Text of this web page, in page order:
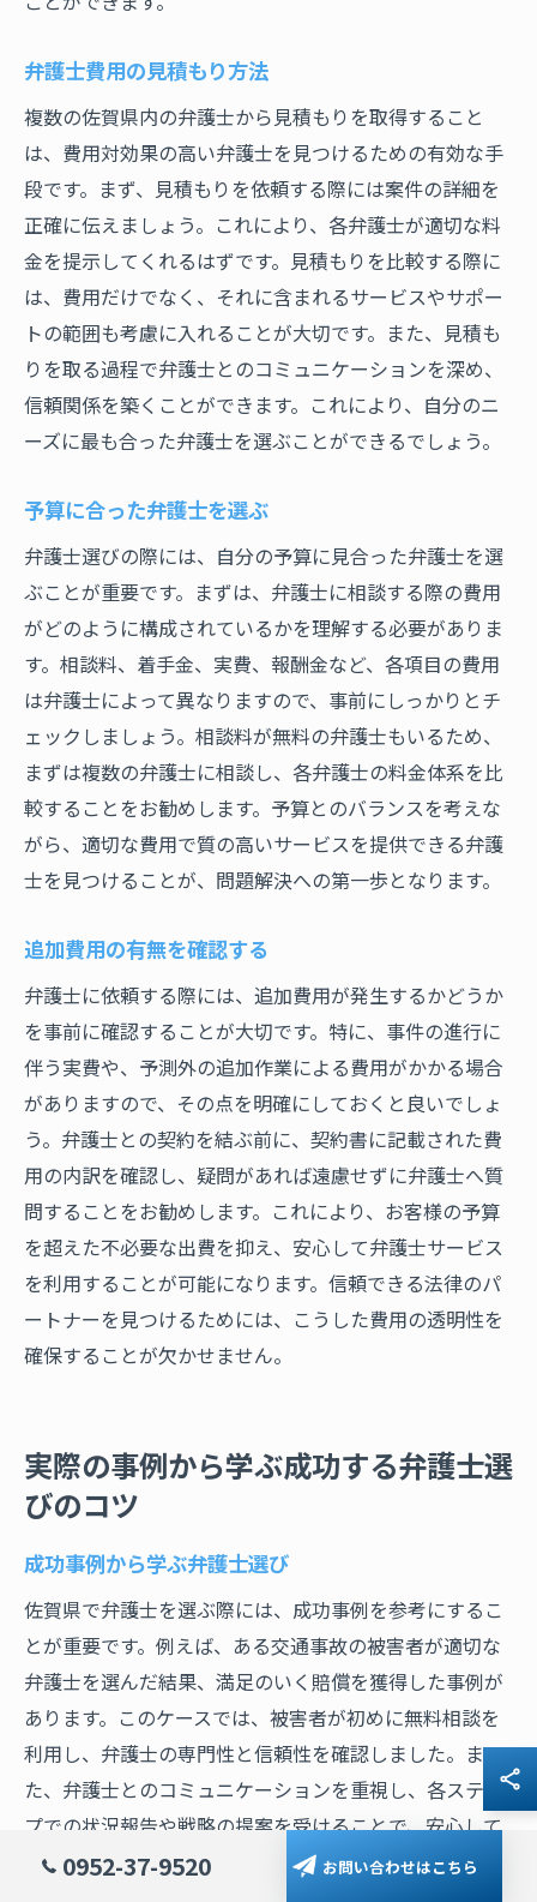
弁護士費用の見積もり方法
複数の佐賀県内の弁護士から見積もりを取得すること
は、費用対効果の高い弁護士を見つけるための有効な手
段です。まず、見積もりを依頼する際には案件の詳細を
正確に伝えましょう。これにより、各弁護士が適切な料
金を提示してくれるはずです。見積もりを比較する際に
は、費用だけでなく、それに含まれるサービスやサポー
トの範囲も考慮に入れることが大切です。また、見積も
りを取る過程で弁護士とのコミュニケーションを深め、
信頼関係を築くことができます。これにより、自分のニ
ーズに最も合った弁護士を選ぶことができるでしょう。
予算に合った弁護士を選ぶ
弁護士選びの際には、自分の予算に見合った弁護士を選
ぶことが重要です。まずは、弁護士に相談する際の費用
がどのように構成されているかを理解する必要がありま
す。相談料、着手金、実費、報酬金など、各項目の費用
は弁護士によって異なりますので、事前にしっかりとチ
ェックしましょう。相談料が無料の弁護士もいるため、
まずは複数の弁護士に相談し、各弁護士の料金体系を比
較することをお勧めします。予算とのバランスを考えな
がら、適切な費用で質の高いサービスを提供できる弁護
士を見つけることが、問題解決への第一歩となります。
追加費用の有無を確認する
弁護士に依頼する際には、追加費用が発生するかどうか
を事前に確認することが大切です。特に、事件の進行に
伴う実費や、予測外の追加作業による費用がかかる場合
がありますので、その点を明確にしておくと良いでしょ
う。弁護士との契約を結ぶ前に、契約書に記載された費
用の内訳を確認し、疑問があれば遠慮せずに弁護士へ質
問することをお勧めします。これにより、お客様の予算
を超えた不必要な出費を抑え、安心して弁護士サービス
を利用することが可能になります。信頼できる法律のパ
ートナーを見つけるためには、こうした費用の透明性を
確保することが欠かせません。
実際の事例から学ぶ成功する弁護士選
びのコツ
成功事例から学ぶ弁護士選び
佐賀県で弁護士を選ぶ際には、成功事例を参考にするこ
とが重要です。例えば、ある交通事故の被害者が適切な
弁護士を選んだ結果、満足のいく賠償を獲得した事例が
あります。このケースでは、被害者が初めに無料相談を
利用し、弁護士の専門性と信頼性を確認しました。ま
た、弁護士とのコミュニケーションを重視し、各ステッ
プでの状況報告や戦略の提案を受けることで、安心して
訴訟を進めることができました。このように、成功事例
0952-37-9520 お問い合わせはこちら